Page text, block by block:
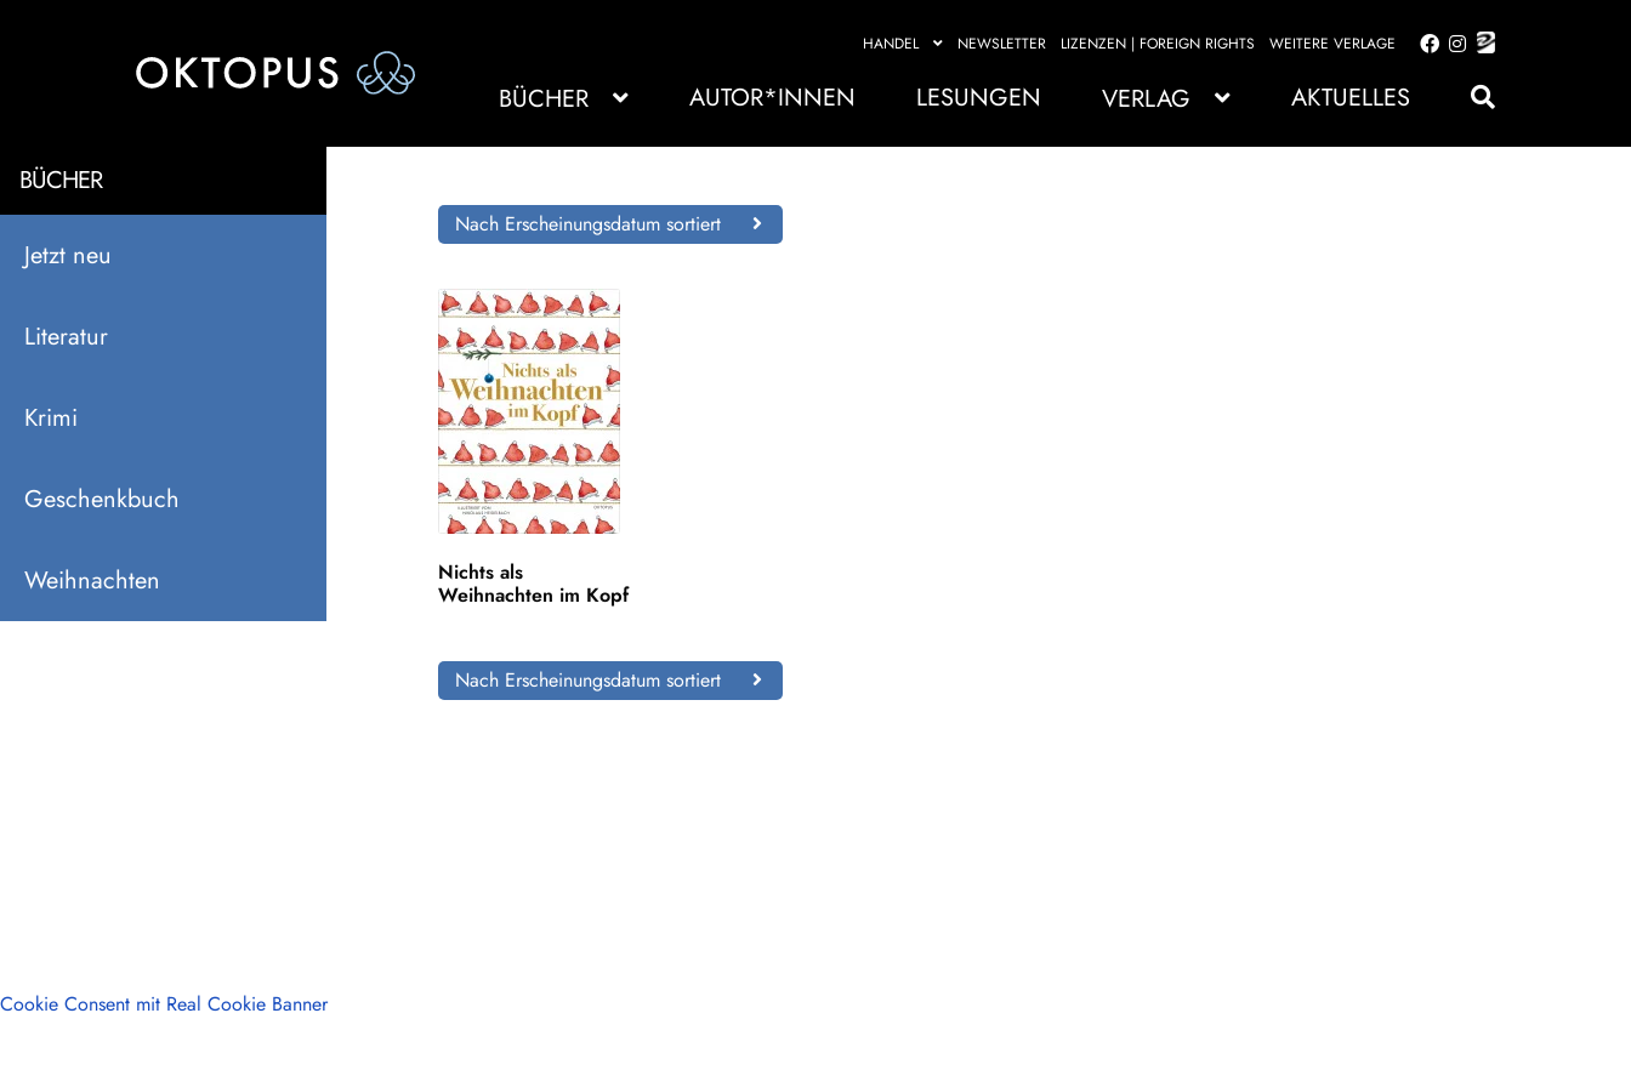
HANDEL NEWSLETTER LIZENZEN | FOREIGN RIGHTS WEITERE VERLAGE
Zur
springen
Zum
springen
BÜCHER AUTOR*INNEN LESUNGEN VERLAG AKTUELLES
BÜCHER
Jetzt neu
Literatur
Krimi
Geschenkbuch
Weihnachten
Nach Erscheinungsdatum sortiert
Nichts als
Weihnachten im Kopf
Nach Erscheinungsdatum sortiert
Cookie Consent mit Real Cookie Banner